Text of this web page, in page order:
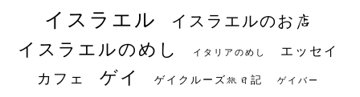
イスラエル イスラエルのお店
イスラエルのめし イタリアのめし エッセイ
カフェ ゲイ ゲイクルーズ旅日記 ゲイバー